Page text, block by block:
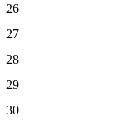
26
27
28
29
30